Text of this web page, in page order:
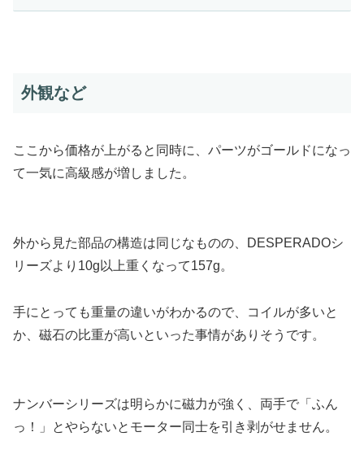
外観など
ここから価格が上がると同時に、パーツがゴールドになっ
て一気に高級感が増しました。
外から見た部品の構造は同じなものの、DESPERADOシ
リーズより10g以上重くなって157g。
手にとっても重量の違いがわかるので、コイルが多いと
か、磁石の比重が高いといった事情がありそうです。
ナンバーシリーズは明らかに磁力が強く、両手で「ふん
っ！」とやらないとモーター同士を引き剥がせません。